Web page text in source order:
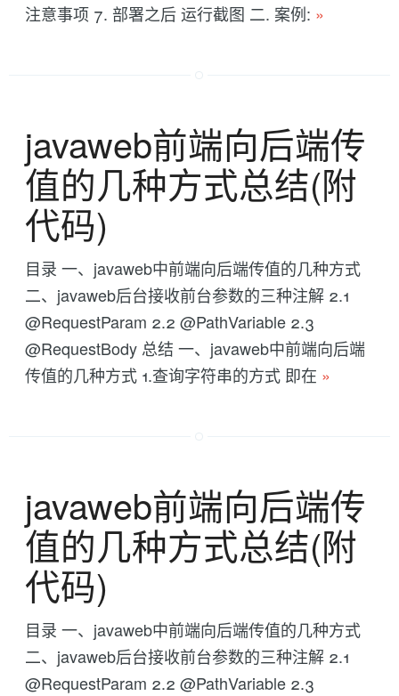
注意事项 7. 部署之后 运行截图 二. 案例: »
javaweb前端向后端传
值的几种方式总结(附
代码)
目录 一、javaweb中前端向后端传值的几种方式
二、javaweb后台接收前台参数的三种注解 2.1
@RequestParam 2.2 @PathVariable 2.3
@RequestBody 总结 一、javaweb中前端向后端
传值的几种方式 1.查询字符串的方式 即在 »
javaweb前端向后端传
值的几种方式总结(附
代码)
目录 一、javaweb中前端向后端传值的几种方式
二、javaweb后台接收前台参数的三种注解 2.1
@RequestParam 2.2 @PathVariable 2.3